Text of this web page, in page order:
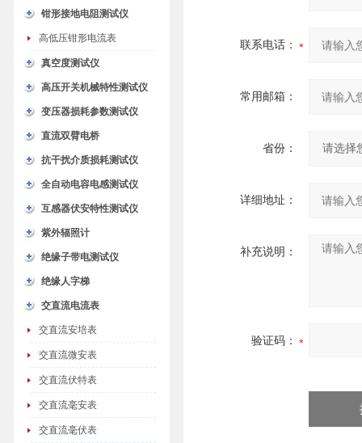
钳形接地电阻测试仪
高低压钳形电流表
真空度测试仪
高压开关机械特性测试仪
变压器损耗参数测试仪
直流双臂电桥
抗干扰介质损耗测试仪
全自动电容电感测试仪
互感器伏安特性测试仪
紫外辐照计
绝缘子带电测试仪
绝缘人字梯
交直流电流表
交直流安培表
交直流微安表
交直流伏特表
交直流毫安表
交直流毫伏表
联系电话：
常用邮箱：
省份：
详细地址：
补充说明：
验证码：